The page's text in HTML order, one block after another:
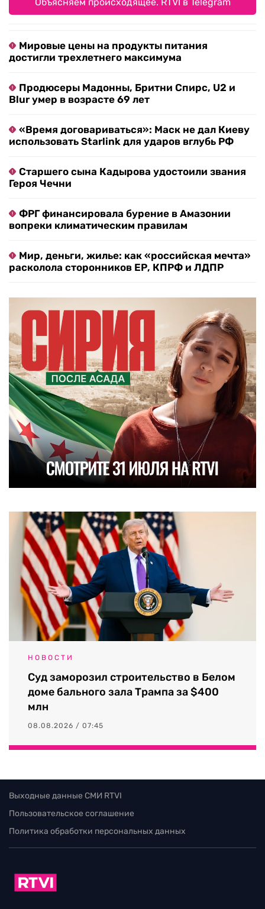
Мировые цены на продукты питания
достигли трехлетнего максимума
Продюсеры Мадонны, Бритни Спирс, U2 и
Blur умер в возрасте 69 лет
«Время договариваться»: Маск не дал Киеву
использовать Starlink для ударов вглубь РФ
Старшего сына Кадырова удостоили звания
Героя Чечни
ФРГ финансировала бурение в Амазонии
вопреки климатическим правилам
Мир, деньги, жилье: как «российская мечта»
расколола сторонников ЕР, КПРФ и ЛДПР
НОВОСТИ
Суд заморозил строительство в Белом
доме бального зала Трампа за $400
млн
08.08.2026 / 07:45
Выходные данные СМИ RTVI
Пользовательское соглашение
Политика обработки персональных данных